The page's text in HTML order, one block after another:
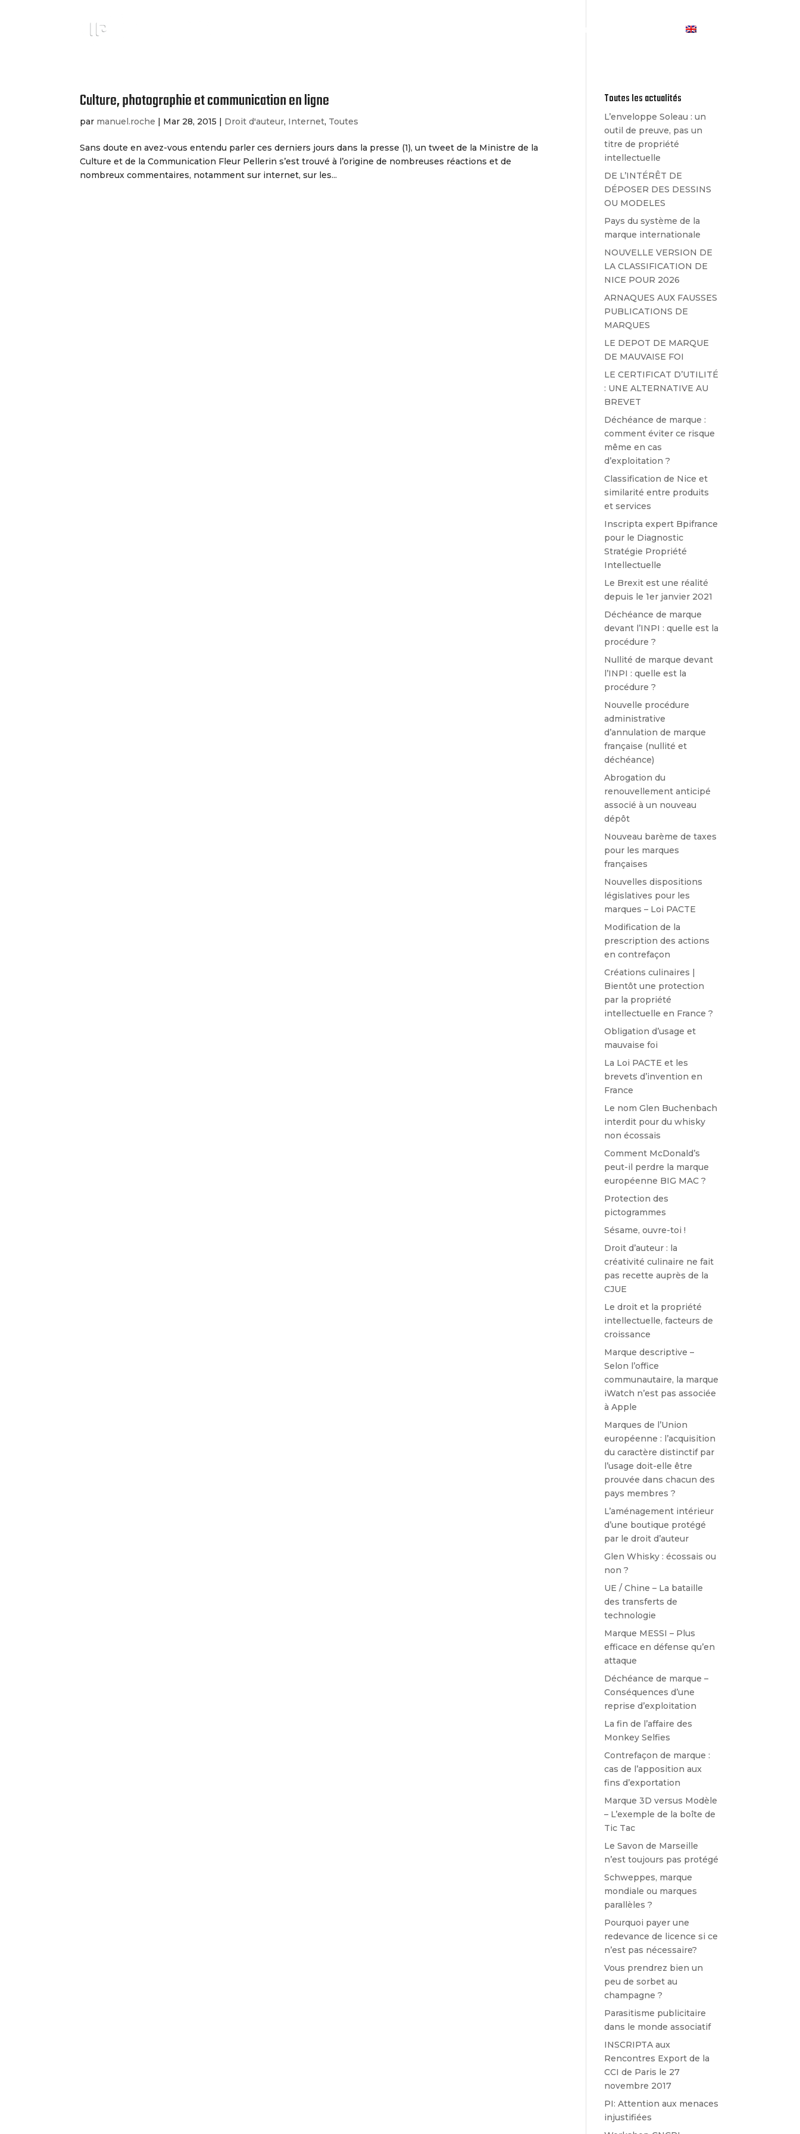
Les Actualités
Culture, photographie et communication en ligne
par manuel.roche | Mar 28, 2015 | Droit d'auteur, Internet, Toutes
Sans doute en avez-vous entendu parler ces derniers jours dans la presse (1), un tweet de la Ministre de la
Culture et de la Communication Fleur Pellerin s’est trouvé à l’origine de nombreuses réactions et de
nombreux commentaires, notamment sur internet, sur les...
Toutes les actualités
L’enveloppe Soleau : un
outil de preuve, pas un
titre de propriété
intellectuelle
DE L’INTÉRÊT DE
DÉPOSER DES DESSINS
OU MODELES
Pays du système de la
marque internationale
NOUVELLE VERSION DE
LA CLASSIFICATION DE
NICE POUR 2026
ARNAQUES AUX FAUSSES
PUBLICATIONS DE
MARQUES
LE DEPOT DE MARQUE
DE MAUVAISE FOI
LE CERTIFICAT D’UTILITÉ
: UNE ALTERNATIVE AU
BREVET
Déchéance de marque :
comment éviter ce risque
même en cas
d’exploitation ?
Classification de Nice et
similarité entre produits
et services
Inscripta expert Bpifrance
pour le Diagnostic
Stratégie Propriété
Intellectuelle
Le Brexit est une réalité
depuis le 1er janvier 2021
Déchéance de marque
devant l’INPI : quelle est la
procédure ?
Nullité de marque devant
l’INPI : quelle est la
procédure ?
Nouvelle procédure
administrative
d’annulation de marque
française (nullité et
déchéance)
Abrogation du
renouvellement anticipé
associé à un nouveau
dépôt
Nouveau barème de taxes
pour les marques
françaises
Nouvelles dispositions
législatives pour les
marques – Loi PACTE
Modification de la
prescription des actions
en contrefaçon
Créations culinaires |
Bientôt une protection
par la propriété
intellectuelle en France ?
Obligation d’usage et
mauvaise foi
La Loi PACTE et les
brevets d’invention en
France
Le nom Glen Buchenbach
interdit pour du whisky
non écossais
Comment McDonald’s
peut-il perdre la marque
européenne BIG MAC ?
Protection des
pictogrammes
Sésame, ouvre-toi !
Droit d’auteur : la
créativité culinaire ne fait
pas recette auprès de la
CJUE
Le droit et la propriété
intellectuelle, facteurs de
croissance
Marque descriptive –
Selon l’office
communautaire, la marque
iWatch n’est pas associée
à Apple
Marques de l’Union
européenne : l’acquisition
du caractère distinctif par
l’usage doit-elle être
prouvée dans chacun des
pays membres ?
L’aménagement intérieur
d’une boutique protégé
par le droit d’auteur
Glen Whisky : écossais ou
non ?
UE / Chine – La bataille
des transferts de
technologie
Marque MESSI – Plus
efficace en défense qu’en
attaque
Déchéance de marque –
Conséquences d’une
reprise d’exploitation
La fin de l’affaire des
Monkey Selfies
Contrefaçon de marque :
cas de l’apposition aux
fins d’exportation
Marque 3D versus Modèle
– L’exemple de la boîte de
Tic Tac
Le Savon de Marseille
n’est toujours pas protégé
Schweppes, marque
mondiale ou marques
parallèles ?
Pourquoi payer une
redevance de licence si ce
n’est pas nécessaire?
Vous prendrez bien un
peu de sorbet au
champagne ?
Parasitisme publicitaire
dans le monde associatif
INSCRIPTA aux
Rencontres Export de la
CCI de Paris le 27
novembre 2017
PI: Attention aux menaces
injustifiées